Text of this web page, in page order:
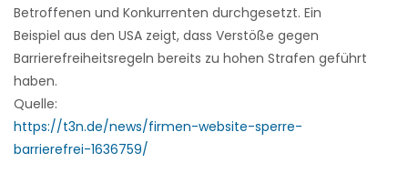
Betroffenen und Konkurrenten durchgesetzt. Ein
Beispiel aus den USA zeigt, dass Verstöße gegen
Barrierefreiheitsregeln bereits zu hohen Strafen geführt
haben.
Quelle:
https://t3n.de/news/firmen-website-sperre-
barrierefrei-1636759/